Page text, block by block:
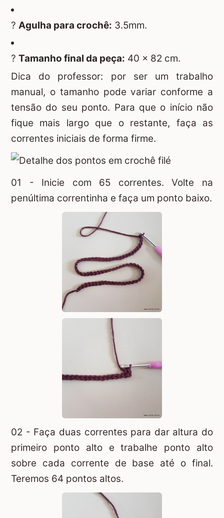
? Agulha para crochê: 3.5mm.
? Tamanho final da peça: 40 x 82 cm.
Dica do professor: por ser um trabalho
manual, o tamanho pode variar conforme a
tensão do seu ponto. Para que o início não
fique mais largo que o restante, faça as
correntes iniciais de forma firme.
01 - Inicie com 65 correntes. Volte na
penúltima correntinha e faça um ponto baixo.
02 - Faça duas correntes para dar altura do
primeiro ponto alto e trabalhe ponto alto
sobre cada corrente de base até o final.
Teremos 64 pontos altos.